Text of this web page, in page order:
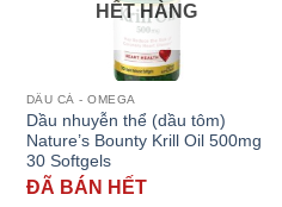
HẾT HÀNG
DẦU CÁ - OMEGA
Dầu nhuyễn thể (dầu tôm)
Nature’s Bounty Krill Oil 500mg
30 Softgels
ĐÃ BÁN HẾT